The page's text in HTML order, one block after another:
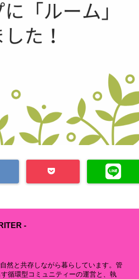
-
然と共存しながら暮らしています。管
循環型コミュニティーの運営と、執